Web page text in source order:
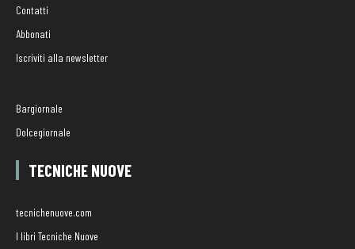
Contatti
Abbonati
Iscriviti alla newsletter
Bargiornale
Dolcegiornale
TECNICHE NUOVE
tecnichenuove.com
I libri Tecniche Nuove